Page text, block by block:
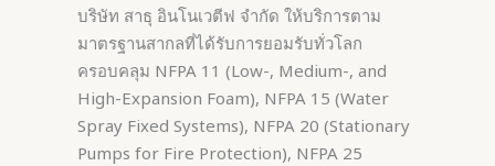
บริษัท สาธุ อินโนเวตีฟ จำกัด ให้บริการตาม
มาตรฐานสากลที่ได้รับการยอมรับทั่วโลก
ครอบคลุม NFPA 11 (Low-, Medium-, and
High-Expansion Foam), NFPA 15 (Water
Spray Fixed Systems), NFPA 20 (Stationary
Pumps for Fire Protection), NFPA 25